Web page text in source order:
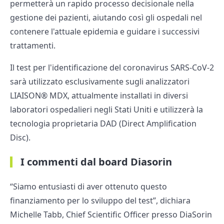
permetterà un rapido processo decisionale nella
gestione dei pazienti, aiutando così gli ospedali nel
contenere l'attuale epidemia e guidare i successivi
trattamenti.
Il test per l'identificazione del coronavirus SARS-CoV-2
sarà utilizzato esclusivamente sugli analizzatori
LIAISON® MDX, attualmente installati in diversi
laboratori ospedalieri negli Stati Uniti e utilizzerà la
tecnologia proprietaria DAD (Direct Amplification
Disc).
I commenti dal board Diasorin
“Siamo entusiasti di aver ottenuto questo
finanziamento per lo sviluppo del test”, dichiara
Michelle Tabb, Chief Scientific Officer presso DiaSorin